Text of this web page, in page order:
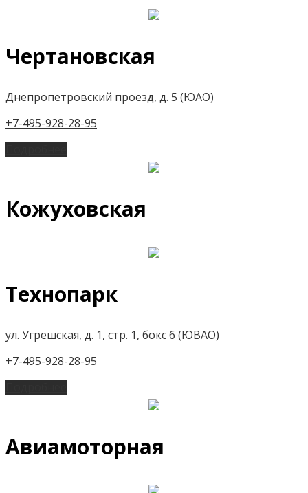
Чертановская
Днепропетровский проезд, д. 5 (ЮАО)
+7-495-928-28-95
Кожуховская
Технопарк
ул. Угрешская, д. 1, стр. 1, бокс 6 (ЮВАО)
+7-495-928-28-95
Авиамоторная